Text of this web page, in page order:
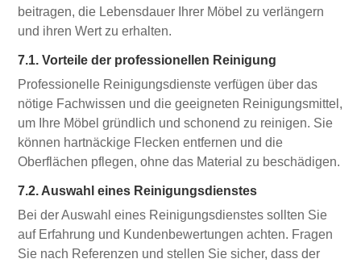
beitragen, die Lebensdauer Ihrer Möbel zu verlängern
und ihren Wert zu erhalten.
7.1. Vorteile der professionellen Reinigung
Professionelle Reinigungsdienste verfügen über das
nötige Fachwissen und die geeigneten Reinigungsmittel,
um Ihre Möbel gründlich und schonend zu reinigen. Sie
können hartnäckige Flecken entfernen und die
Oberflächen pflegen, ohne das Material zu beschädigen.
7.2. Auswahl eines Reinigungsdienstes
Bei der Auswahl eines Reinigungsdienstes sollten Sie
auf Erfahrung und Kundenbewertungen achten. Fragen
Sie nach Referenzen und stellen Sie sicher, dass der